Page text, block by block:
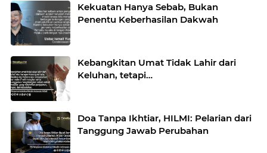
Kekuatan Hanya Sebab, Bukan
Penentu Keberhasilan Dakwah
Kebangkitan Umat Tidak Lahir dari
Keluhan, tetapi…
Doa Tanpa Ikhtiar, HILMI: Pelarian dari
Tanggung Jawab Perubahan